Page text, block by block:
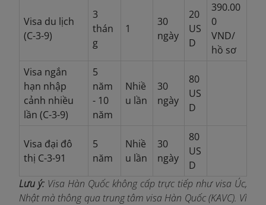
Visa du lịch
(C-3-9)
3
thán
g
1
30
ngày
20
US
D
390.00
0
VND/
hồ sơ
Visa ngắn
hạn nhập
cảnh nhiều
lần (C-3-9)
5
năm
- 10
năm
Nhiề
u lần
30
ngày
80
US
D
Visa đại đô
thị C-3-91
5
năm
Nhiề
u lần
30
ngày
80
US
D
Lưu ý: Visa Hàn Quốc không cấp trực tiếp như visa Úc,
Nhật mà thông qua trung tâm visa Hàn Quốc (KAVC). Vì